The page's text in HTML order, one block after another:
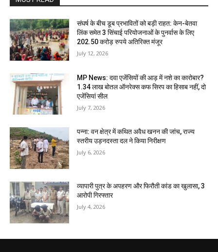
संघर्ष के बीच डूब प्रभावितों को बड़ी राहत: केन-बेतवा
लिंक समेत 3 सिंचाई परियोजनाओं के पुनर्वास के लिए
202.50 करोड़ रुपये अतिरिक्त मंजूर
July 12, 2026
MP News: दवा एजेंसियों की आड़ में नशे का कारोबार?
1.34 लाख बोतल ऑनरेक्स कफ सिरप का हिसाब नहीं, दो
एजेंसियां सील
July 7, 2026
पन्ना: वन क्षेत्र में कथित अवैध खनन की जांच, राज्य
स्तरीय उड़नदस्ता दल ने किया निरीक्षण
July 6, 2026
व्यापारी पुत्र के अपहरण और फिरौती कांड का खुलासा, 3
आरोपी गिरफ्तार
July 4, 2026